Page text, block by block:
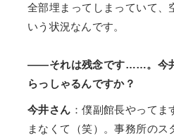
全部埋まってしまっていて、
いう状況なんです。
――それは残念です……。今
らっしゃるんですか？
今井さん ：僕副館長やって
まなくて（笑）。事務所の